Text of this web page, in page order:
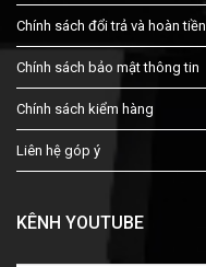
Chính sách đổi trả và hoàn tiền
Chính sách bảo mật thông tin
Chính sách kiểm hàng
Liên hệ góp ý
KÊNH YOUTUBE